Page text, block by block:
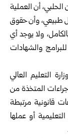
الحلبي، أن العملية
طبيعي، وأن حقوق
ولا يوجد أي
والشهادات
التعليم العالي
المتخذة من
قانونية مرتبطة
‏أو عملها